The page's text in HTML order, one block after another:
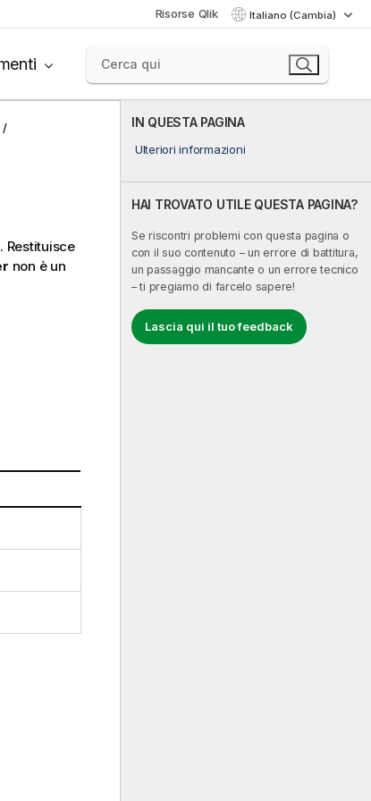
Risorse Qlik Italiano (Cambia)
IN QUESTA PAGINA
Ulteriori informazioni
HAI TROVATO UTILE QUESTA PAGINA?
Se riscontri problemi con questa pagina o
con il suo contenuto – un errore di battitura,
un passaggio mancante o un errore tecnico
– ti pregiamo di farcelo sapere!
Lascia qui il tuo feedback
Restituisce
non è un